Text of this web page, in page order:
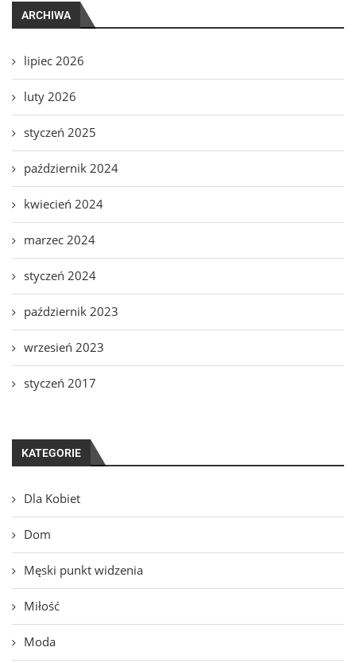
ARCHIWA
lipiec 2026
luty 2026
styczeń 2025
październik 2024
kwiecień 2024
marzec 2024
styczeń 2024
październik 2023
wrzesień 2023
styczeń 2017
KATEGORIE
Dla Kobiet
Dom
Męski punkt widzenia
Miłość
Moda